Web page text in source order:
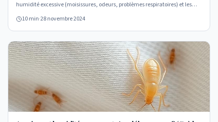
humidité excessive (moisissures, odeurs, problèmes respiratoires) et les
10 min·28 novembre 2024